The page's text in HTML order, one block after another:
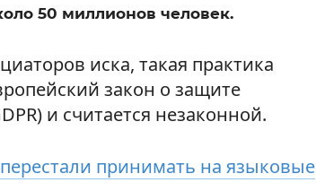
50 миллионов человек.
иска, такая практика
закон о защите
и считается незаконной.
принимать на языковые